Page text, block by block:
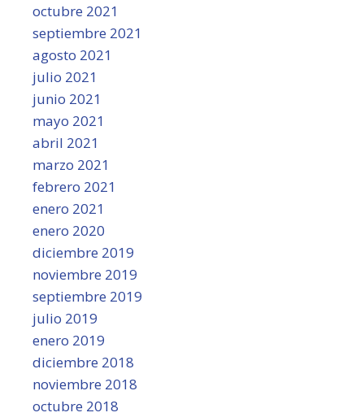
octubre 2021
septiembre 2021
agosto 2021
julio 2021
junio 2021
mayo 2021
abril 2021
marzo 2021
febrero 2021
enero 2021
enero 2020
diciembre 2019
noviembre 2019
septiembre 2019
julio 2019
enero 2019
diciembre 2018
noviembre 2018
octubre 2018